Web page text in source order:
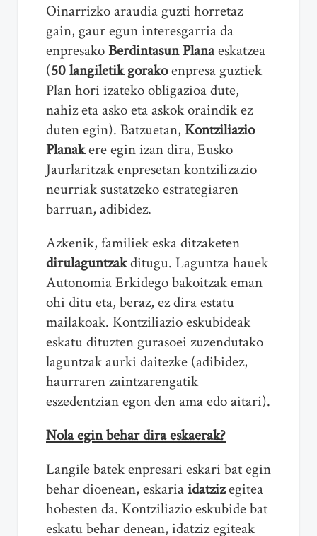
Oinarrizko araudia guzti horretaz
gain, gaur egun interesgarria da
enpresakoBerdintasun Planaeskatzea
(50 langiletik gorakoenpresa guztiek
Plan hori izateko obligazioa dute,
nahiz eta asko eta askok oraindik ez
duten egin). Batzuetan, Kontziliazio
Planakere egin izan dira, Eusko
Jaurlaritzak enpresetan kontzilizazio
neurriak sustatzeko estrategiaren
barruan, adibidez.
Azkenik, familiek eska ditzaketen
dirulaguntzakditugu. Laguntza hauek
Autonomia Erkidego bakoitzak eman
ohi ditu eta, beraz, ez dira estatu
mailakoak. Kontziliazio eskubideak
eskatu dituzten gurasoei zuzendutako
laguntzak aurki daitezke (adibidez,
haurraren zaintzarengatik
eszedentzian egon den ama edo aitari).
Nola egin behar dira eskaerak?
Langile batek enpresari eskari bat egin
behar dioenean, eskariaidatzizegitea
hobesten da. Kontziliazio eskubide bat
eskatu behar denean, idatziz egiteak